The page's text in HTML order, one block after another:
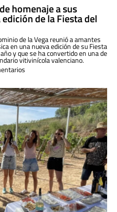
homenaje a sus
de la Fiesta del
de la Vega reunió a amantes
en una nueva edición de su Fiesta
y que se ha convertido en una de
vitivinícola valenciano.